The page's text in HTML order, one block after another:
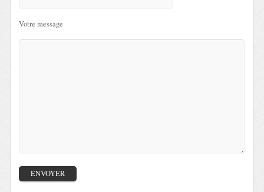
Votre message